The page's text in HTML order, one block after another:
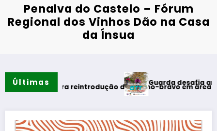
Penalva do Castelo – Fórum
Regional dos Vinhos Dão na Casa
da Ínsua
Últimas
reintrodução de coelho-bravo em área rewilding
Guarda desafia amantes do